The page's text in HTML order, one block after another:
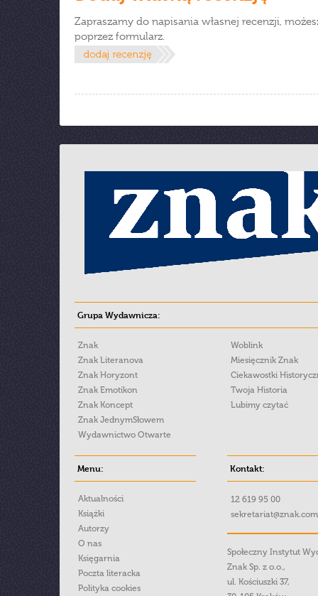
Zapraszamy do napisania własnej recenzji,
poprzez formularz.
Grupa Wydawnicza:
Znak
Znak Literanova
Znak Horyzont
Znak Emotikon
Znak Koncept
Znak JednymSłowem
Wydawnictwo Otwarte
Woblink
Miesięcznik Znak
Ciekawostki
Twoja Historia
Lubimy czytać
Menu:
Aktualności
Książki
Autorzy
O nas
Księgarnia
Poczta literacka
Polityka cookies
Kontakt:
12 619 95 00
Społeczny Instytut
Znak Sp. z o.o.,
ul. Kościuszki 37,